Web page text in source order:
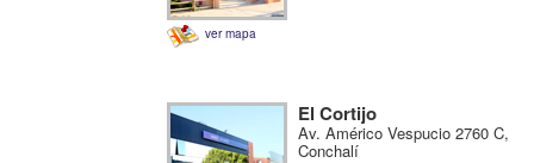
ver mapa
El Cortijo
Av. Américo Vespucio 2760 C,
Conchalí